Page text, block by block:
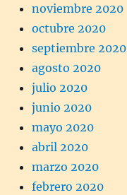
noviembre 2020
octubre 2020
septiembre 2020
agosto 2020
julio 2020
junio 2020
mayo 2020
abril 2020
marzo 2020
febrero 2020